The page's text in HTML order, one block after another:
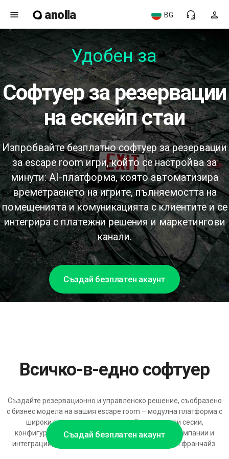
menu anolla person
headset_mic
BG
Удобен за п
софтуер за резервации
на ескейп стаи
Изпробвайте безплатно софтуер за резервации
за escape room игри, който се настройва за
минути: AI-платформа, която автоматизира
времетраенето на игрите, пълняемостта на
помещенията и комуникацията с клиентите и се
интегрира с платежни решения и маркетингови
канали.
Създай безплатен акаунт
Създай безплатен акаунт
Всичко-в-едно софтуер
Създайте резервационно и управленско решение, съобразено
с бизнес модела на вашия escape room – модулна платформа с
широки възможности за настройка на игрови сесии,
конфигурации на стаите, размери на отборите, кампании и
интеграции, готова да се мащабира с нови стаи и франчайз.